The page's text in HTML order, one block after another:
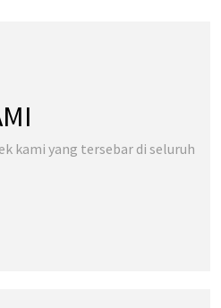
kami yang tersebar di seluruh